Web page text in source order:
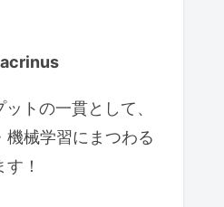
トの一貫として、
機械学習にまつわる
！